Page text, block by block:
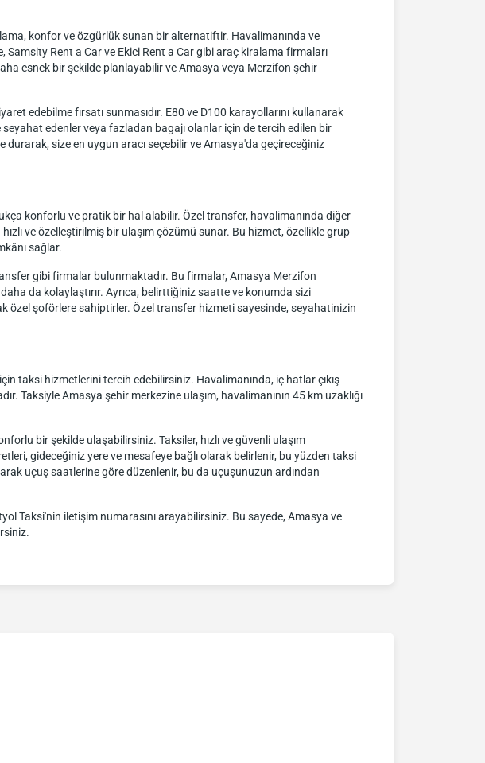
konfor ve özgürlük sunan bir alternatiftir. Havalimanında ve
Samsity Rent a Car ve Ekici Rent a Car gibi araç kiralama firmaları
esnek bir şekilde planlayabilir ve Amasya veya Merzifon şehir
edebilme fırsatı sunmasıdır. E80 ve D100 karayollarını kullanarak
edenler veya fazladan bagajı olanlar için de tercih edilen bir
durarak, size en uygun aracı seçebilir ve Amasya'da geçireceğiniz
konforlu ve pratik bir hal alabilir. Özel transfer, havalimanında diğer
ve özelleştirilmiş bir ulaşım çözümü sunar. Bu hizmet, özellikle grup
sağlar.
gibi firmalar bulunmaktadır. Bu firmalar, Amasya Merzifon
da kolaylaştırır. Ayrıca, belirttiğiniz saatte ve konumda sizi
özel şoförlere sahiptirler. Özel transfer hizmeti sayesinde, seyahatinizin
taksi hizmetlerini tercih edebilirsiniz. Havalimanında, iç hatlar çıkış
Taksiyle Amasya şehir merkezine ulaşım, havalimanının 45 km uzaklığı
bir şekilde ulaşabilirsiniz. Taksiler, hızlı ve güvenli ulaşım
gideceğiniz yere ve mesafeye bağlı olarak belirlenir, bu yüzden taksi
uçuş saatlerine göre düzenlenir, bu da uçuşunuzun ardından
Taksi'nin iletişim numarasını arayabilirsiniz. Bu sayede, Amasya ve